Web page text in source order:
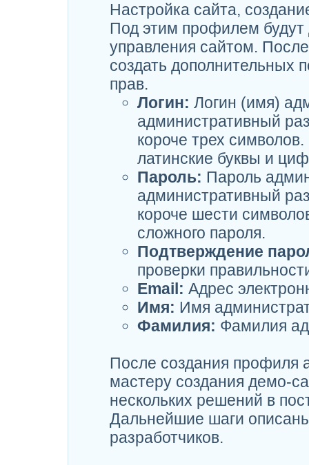
Настройка сайта,
Под этим профилем будут
управления сайтом.
создать дополнительных
прав.
Логин: Логин (имя)
административный
короче трех
латинские буквы и
Пароль: Пароль
административный
короче шести
сложного пароля.
Подтверждение
проверки
Email: Адрес
Имя: Имя
Фамилия: Фамилия
После создания профиля
мастеру создания демо-
нескольких решений в
Дальнейшие шаги
разработчиков.